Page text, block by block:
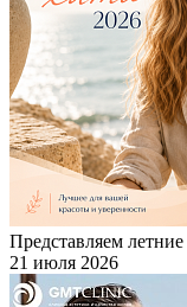
Представляем
21 июля 2026